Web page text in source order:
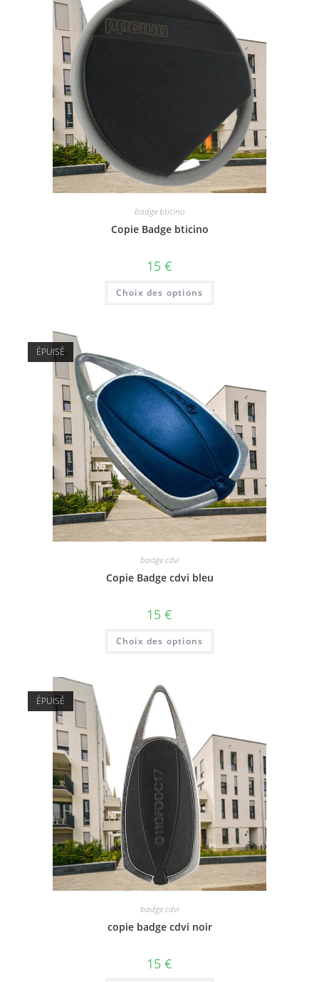
badge bticino
Copie Badge bticino
15 €
Choix des options
ÉPUISÉ
badge cdvi
Copie Badge cdvi bleu
15 €
Choix des options
ÉPUISÉ
badge cdvi
copie badge cdvi noir
15 €